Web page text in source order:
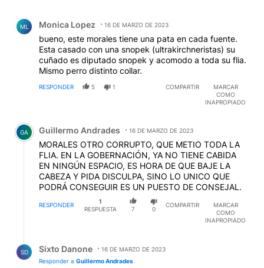
ML Monica Lopez 16 DE MARZO DE 2023
bueno, este morales tiene una pata en cada fuente.
Esta casado con una snopek (ultrakirchneristas) su
cuñado es diputado snopek y acomodo a toda su flia.
Mismo perro distinto collar.
RESPONDER 5 1 COMPARTIR
MARCAR
COMO
INAPROPIADO
Comentario de Guillermo Andrades.
GA Guillermo Andrades 16 DE MARZO DE 2023
MORALES OTRO CORRUPTO, QUE METIO TODA LA
FLIA. EN LA GOBERNACIÓN, YA NO TIENE CABIDA
EN NINGÚN ESPACIO, ES HORA DE QUE BAJE LA
CABEZA Y PIDA DISCULPA, SINO LO UNICO QUE
PODRÁ CONSEGUIR ES UN PUESTO DE CONSEJAL.
RESPONDER
1
RESPUESTA
7 0
COMPARTIR
MARCAR
COMO
INAPROPIADO
SD Sixto Danone
16 DE MARZO DE 2023
Responder a Guillermo Andrades